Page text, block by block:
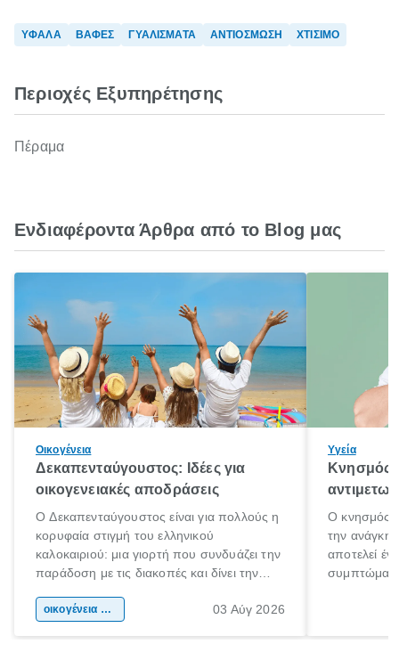
ΥΦΑΛΑ ΒΑΦΕΣ ΓΥΑΛΙΣΜΑΤΑ ΑΝΤΙΟΣΜΩΣΗ ΧΤΙΣΙΜΟ
Περιοχές Εξυπηρέτησης
Πέραμα
Ενδιαφέροντα Άρθρα από το Blog μας
Οικογένεια
Δεκαπενταύγουστος: Ιδέες για
οικογενειακές αποδράσεις
Ο Δεκαπενταύγουστος είναι για πολλούς η
κορυφαία στιγμή του ελληνικού
καλοκαιριού: μια γιορτή που συνδυάζει την
παράδοση με τις διακοπές και δίνει την
χώρας. Είτε πρόκειται για λίγες μέρες
οικογένεια & παιδί 03 Αύγ 2026
Υγεία
Κνησμός:
Ο κνησμός
την ανάγκη
αποτελεί